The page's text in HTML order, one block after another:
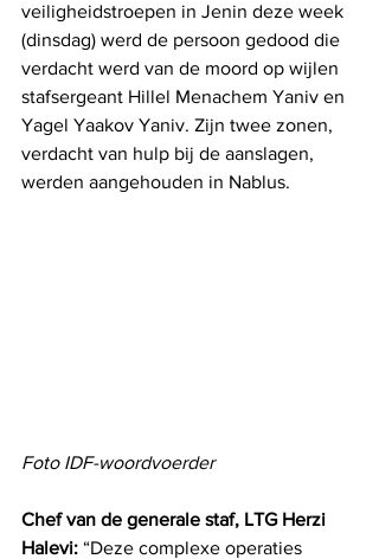
veiligheidstroepen in Jenin deze week
(dinsdag) werd de persoon gedood die
verdacht werd van de moord op wijlen
stafsergeant Hillel Menachem Yaniv en
Yagel Yaakov Yaniv. Zijn twee zonen,
verdacht van hulp bij de aanslagen,
werden aangehouden in Nablus.
Foto IDF-woordvoerder
Chef van de generale staf, LTG Herzi
Halevi: “Deze complexe operaties